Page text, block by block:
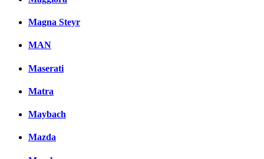
Magna Steyr
MAN
Maserati
Matra
Maybach
Mazda